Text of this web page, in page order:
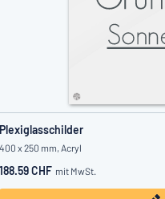
Plexiglasschilder
400 x 250 mm, Acryl
188.59 CHF mit MwSt.